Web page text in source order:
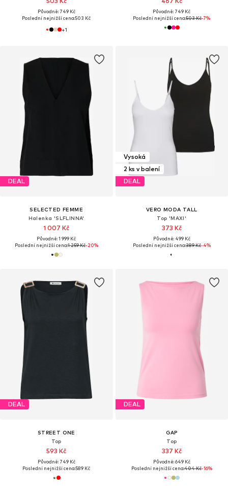
Původně: 749 Kč
Poslední nejnižší cena:503 Kč
+1
Původně: 749 Kč
Poslední nejnižší cena:503 Kč-7%
DEAL
SELECTED FEMME
Halenka 'SLFLINNA'
1 007 Kč
Původně: 1 999 Kč
Poslední nejnižší cena:1 259 Kč-20%
Vysoká
2 ks v balení
DEAL
VERO MODA TALL
Top 'MAXI'
373 Kč
Původně: 499 Kč
Poslední nejnižší cena:389 Kč-4%
DEAL
STREET ONE
Top
593 Kč
Původně: 749 Kč
Poslední nejnižší cena:589 Kč
DEAL
GAP
Top
337 Kč
Původně: 649 Kč
Poslední nejnižší cena:404 Kč-16%